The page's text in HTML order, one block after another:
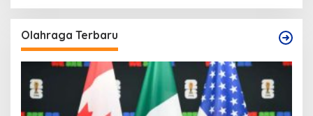
Olahraga Terbaru